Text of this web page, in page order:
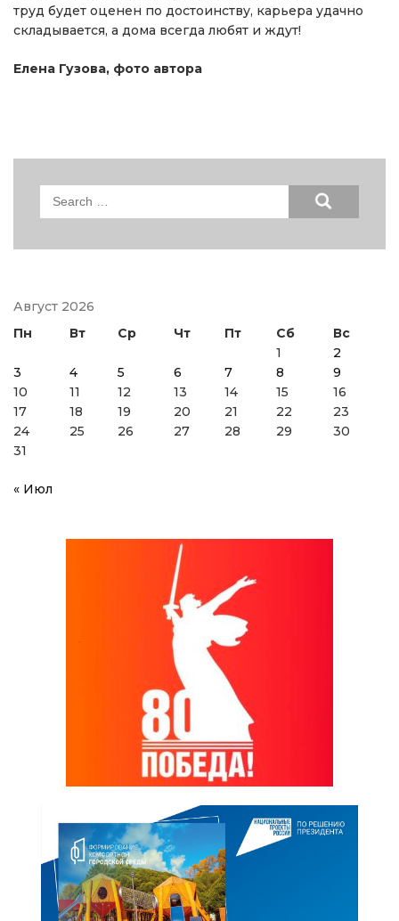
труд будет оценен по достоинству, карьера удачно
складывается, а дома всегда любят и ждут!
Елена Гузова, фото автора
Search
Август 2026
Пн
Вт Ср Чт Пт Сб
Вс
1
2
3
4 5 6 7 8
9
10
11 12 13 14 15
16
17
18 19 20 21 22
23
24
25 26 27 28 29
30
31
« Июл